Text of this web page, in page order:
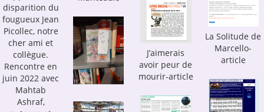
disparition du
fougueux Jean
Picollec, notre
cher ami et
collègue.
Rencontre en
juin 2022 avec
Mahtab
Ashraf,
J’aimerais
avoir peur de
mourir-article
La Solitude de
Marcello-
article